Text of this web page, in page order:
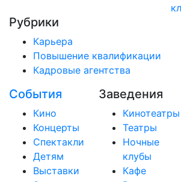
Рубрики
Карьера
Повышение квалификации
Кадровые агентства
События
Кино
Концерты
Спектакли
Детям
Выставки
Заведения
Кинотеатры
Театры
Ночные
клубы
Кафе